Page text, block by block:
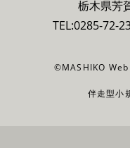
栃木県芳
TEL:0285-72-
©MASHIKO
伴走型小